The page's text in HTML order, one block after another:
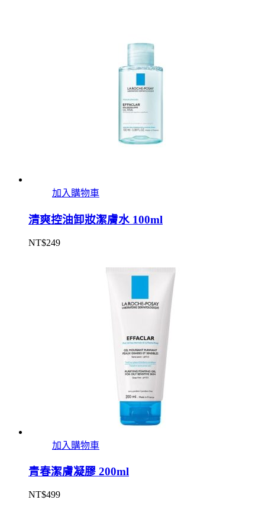
加入購物車
清爽控油卸妝潔膚水 100ml
NT$249
加入購物車
青春潔膚凝膠 200ml
NT$499